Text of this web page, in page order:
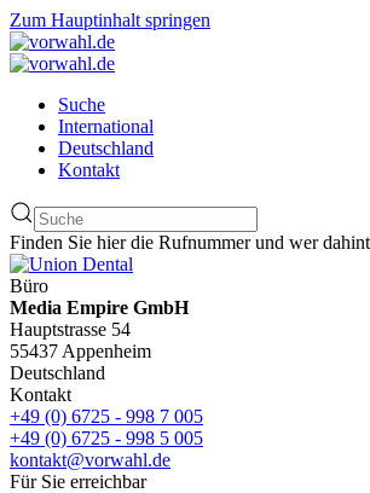
Zum Hauptinhalt springen
Suche
International
Deutschland
Kontakt
Finden Sie hier die Rufnummer und wer
Büro
Media Empire GmbH
Hauptstrasse 54
55437 Appenheim
Deutschland
Kontakt
+49 (0) 6725 - 998 7 005
+49 (0) 6725 - 998 5 005
kontakt@vorwahl.de
Für Sie erreichbar